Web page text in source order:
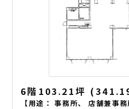
6階 103.21坪 (
【用途：事務所、 店舗兼事務